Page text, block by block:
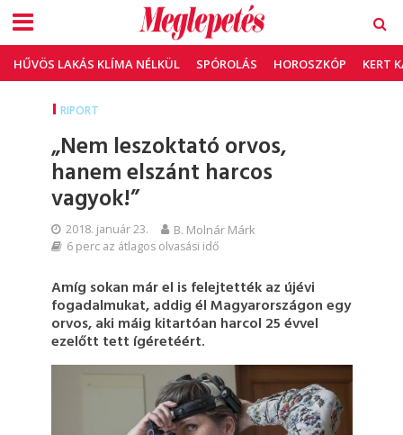
HŰVÖS LAKÁS KLÍMA NÉLKÜL SPÓROLÁS HOROSZKÓP KERT
RIPORT
„Nem leszoktató orvos,
hanem elszánt harcos
vagyok!”
2018. január 23. B. Molnár Márk
6 perc az átlagos olvasási idő
Amíg sokan már el is felejtették az újévi
fogadalmukat, addig él Magyarországon egy
orvos, aki máig kitartóan harcol 25 évvel
ezelőtt tett ígéretéért.